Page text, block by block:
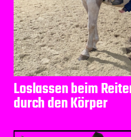
Loslassen beim
durch den Körper